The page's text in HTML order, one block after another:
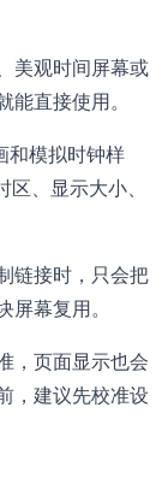
美观时间屏幕或
直接使用。
和模拟时钟样
、显示大小、
链接时，只会把
幕复用。
，页面显示也会
，建议先校准设